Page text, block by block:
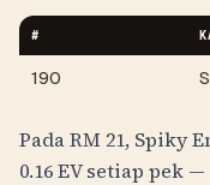
#
190
PadaRM 21, Spiky
0.16EV setiap pek